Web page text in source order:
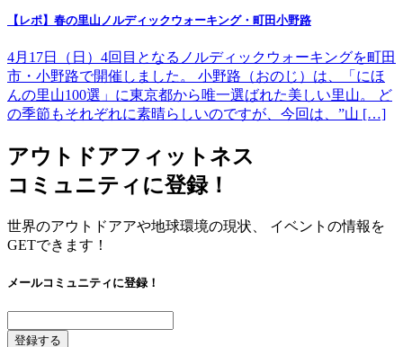
【レポ】春の里山ノルディックウォーキング・町田小野路
4月17日（日）4回目となるノルディックウォーキングを町田
市・小野路で開催しました。 小野路（おのじ）は、「にほ
んの里山100選」に東京都から唯一選ばれた美しい里山。 ど
の季節もそれぞれに素晴らしいのですが、今回は、”山 […]
アウトドアフィットネス
コミュニティに登録！
世界のアウトドアアや地球環境の現状、 イベントの情報を
GETできます！
メールコミュニティに登録！